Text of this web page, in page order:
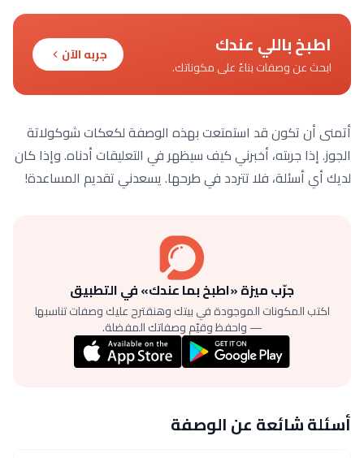
اطبخ باللي عندك
ابحث عن وصفات بناءً على مكوناتك.
جربه الآن
أتمنى أن تكون قد استمتعت بهذه الوصفة لكعكات شوكولاتة
الجوز. إذا جربته، أخبرني كيف سيظهر في التعليقات أدناه. وإذا كان
لديك أي أسئلة، فلا تتردد في طرحها. يسعدني تقديم المساعدة!
جرّب ميزة «اطبخ بما عندك» في التطبيق
اكتب المكونات الموجودة في بيتك وهنقترح عليك وصفات تناسبها
— واحفظ وقيّم وصفاتك المفضلة.
أسئلة شائعة عن الوصفة